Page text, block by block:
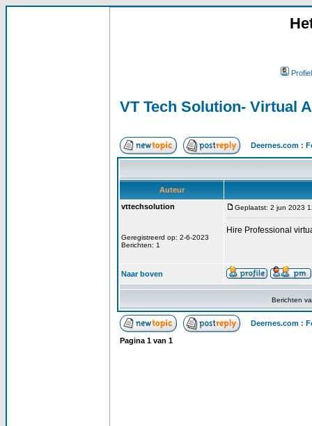
Profiel
VT Tech Solution- Virtual
Deernes.com :
Auteur
vttechsolution
Geregistreerd op: 2-6-2023
Berichten: 1
Geplaatst: 2 jun 2023
Hire Professional
Naar boven
Berichten
Deernes.com :
Pagina 1 van 1